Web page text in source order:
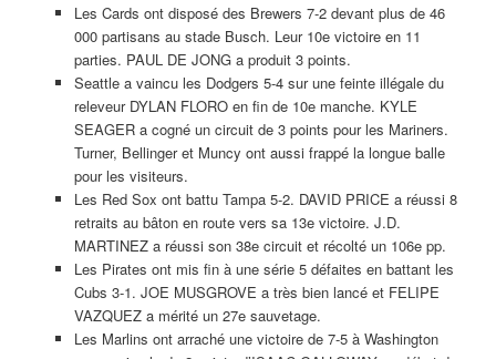
Les Cards ont disposé des Brewers 7-2 devant plus de 46
000 partisans au stade Busch. Leur 10e victoire en 11
parties. PAUL DE JONG a produit 3 points.
Seattle a vaincu les Dodgers 5-4 sur une feinte illégale du
releveur DYLAN FLORO en fin de 10e manche. KYLE
SEAGER a cogné un circuit de 3 points pour les Mariners.
Turner, Bellinger et Muncy ont aussi frappé la longue balle
pour les visiteurs.
Les Red Sox ont battu Tampa 5-2. DAVID PRICE a réussi 8
retraits au bâton en route vers sa 13e victoire. J.D.
MARTINEZ a réussi son 38e circuit et récolté un 106e pp.
Les Pirates ont mis fin à une série 5 défaites en battant les
Cubs 3-1. JOE MUSGROVE a très bien lancé et FELIPE
VAZQUEZ a mérité un 27e sauvetage.
Les Marlins ont arraché une victoire de 7-5 à Washington